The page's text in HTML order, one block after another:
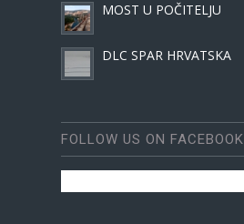
MOST U POČITELJU
DLC SPAR HRVATSKA
FOLLOW US ON FACEBOOK